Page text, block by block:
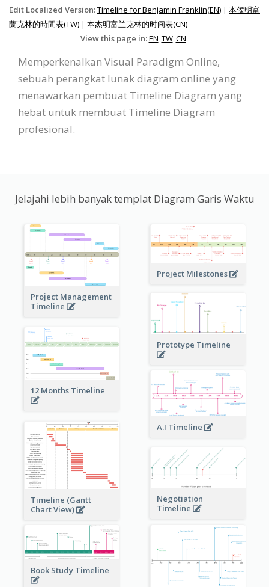
Edit Localized Version:Timeline for Benjamin Franklin(EN) | 本傑明富
蘭克林的時間表(TW) | 本杰明富兰克林的时间表(CN)
View this page in:EN TW CN
Memperkenalkan Visual Paradigm Online,
sebuah perangkat lunak diagram online yang
menawarkan pembuat Timeline Diagram yang
hebat untuk membuat Timeline Diagram
profesional.
Jelajahi lebih banyak templat Diagram Garis Waktu
Project Management
Timeline
Project Milestones
Prototype Timeline
12 Months Timeline
A.I Timeline
Timeline (Gantt
Chart View)
Negotiation
Timeline
Book Study Timeline